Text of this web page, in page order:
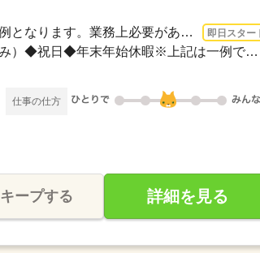
即日〜 / 08：30～17：30※上記はシフトの一例となります。業務上必要がある場合や配属... 即日スター
＜年間休日125日＞◆完全週休2日制（土日休み）◆祝日◆年末年始休暇※上記は一例です。配...
仕事の仕方
キープする 詳細を見る